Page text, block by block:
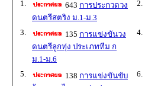
1. 643 การประกวดวง
ดนตรีสตริง ม.1-ม.3
2.
3.
135 การแข่งขันวง
ดนตรีลูกทุ่ง ประเภททีม ก
ม.1-ม.6
4.
5.
138 การแข่งขันขับ
6.